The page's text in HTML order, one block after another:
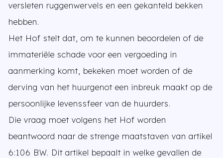
versleten ruggenwervels en een gekanteld bekken
hebben.
Het Hof stelt dat, om te kunnen beoordelen of de
immateriële schade voor een vergoeding in
aanmerking komt, bekeken moet worden of de
derving van het huurgenot een inbreuk maakt op de
persoonlijke levenssfeer van de huurders.
Die vraag moet volgens het Hof worden
beantwoord naar de strenge maatstaven van artikel
6:106 BW. Dit artikel bepaalt in welke gevallen de